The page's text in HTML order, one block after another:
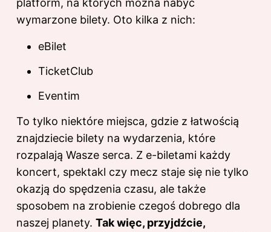
wymarzone bilety. Oto kilka z nich:
eBilet
TicketClub
Eventim
To tylko niektóre miejsca, gdzie z łatwością
znajdziecie bilety na wydarzenia, które
rozpalają Wasze serca. Z e-biletami każdy
koncert, spektakl czy mecz staje się nie tylko
okazją do spędzenia czasu, ale także
sposobem na zrobienie czegoś dobrego dla
naszej planety. Tak więc, przyjdźcie,